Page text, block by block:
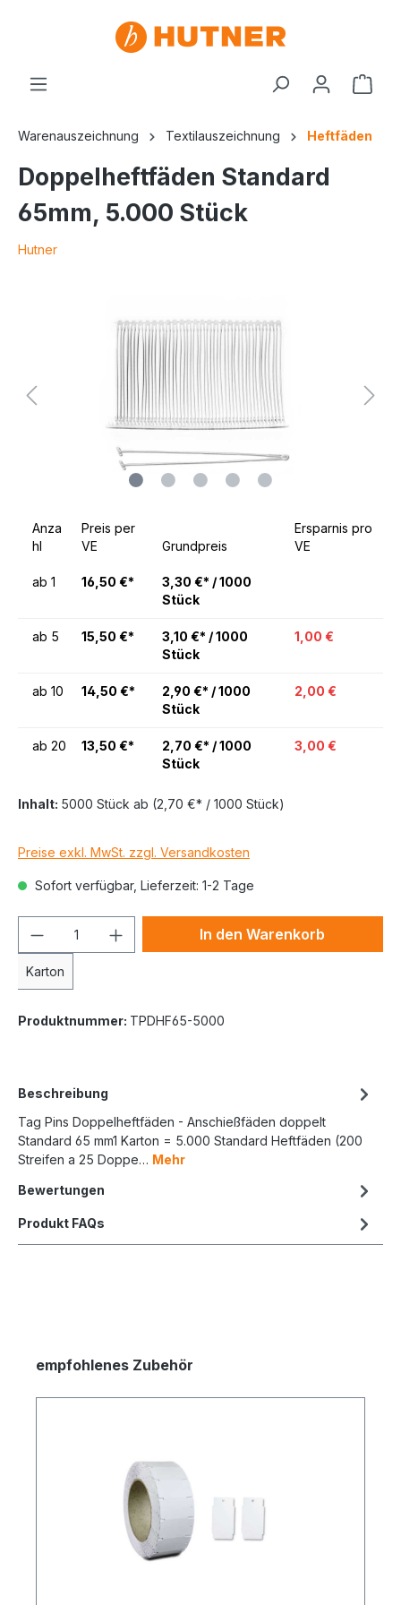
Warenauszeichnung Textilauszeichnung Heftfäden
Doppelheftfäden Standard
65mm, 5.000 Stück
Hutner
Anza
hl
Preis per
VE
Grundpreis
Ersparnis pro
VE
ab 1 16,50 €*
3,30 €* / 1000
Stück
ab 5 15,50 €*
3,10 €* / 1000
Stück
1,00 €
ab 10 14,50 €*
2,90 €* / 1000
Stück
2,00 €
ab 20 13,50 €*
2,70 €* / 1000
Stück
3,00 €
Inhalt: 5000 Stück ab (2,70 €* / 1000 Stück)
Preise exkl. MwSt. zzgl. Versandkosten
Sofort verfügbar, Lieferzeit: 1-2 Tage
Karton
In den Warenkorb
Produktnummer: TPDHF65-5000
Beschreibung
Tag Pins Doppelheftfäden - Anschießfäden doppelt
Standard 65 mm1 Karton = 5.000 Standard Heftfäden (200
Streifen a 25 Doppe… Mehr
Bewertungen
Produkt FAQs
empfohlenes Zubehör